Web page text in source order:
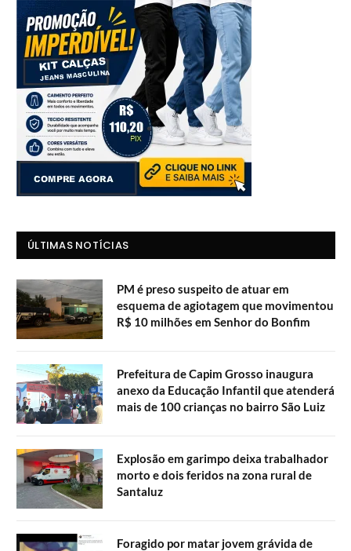
ÚLTIMAS NOTÍCIAS
PM é preso suspeito de atuar em
esquema de agiotagem que movimentou
R$ 10 milhões em Senhor do Bonfim
Prefeitura de Capim Grosso inaugura
anexo da Educação Infantil que atenderá
mais de 100 crianças no bairro São Luiz
Explosão em garimpo deixa trabalhador
morto e dois feridos na zona rural de
Santaluz
Foragido por matar jovem grávida de